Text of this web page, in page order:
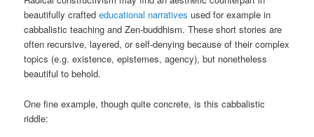
beautifully craftededucational narratives used for example in
cabbalistic teaching and Zen-buddhism. These short stories are
often recursive, layered, or self-denying because of their complex
topics (e.g. existence, epistemes, agency), but nonetheless
beautiful to behold.
One fine example, though quite concrete, is this cabbalistic
riddle: